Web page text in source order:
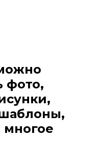
фото,
многое